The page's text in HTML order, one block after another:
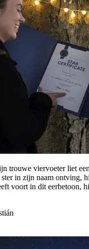
trouwe viervoeter liet
ster in zijn naam ontving,
voort in dit eerbetoon,